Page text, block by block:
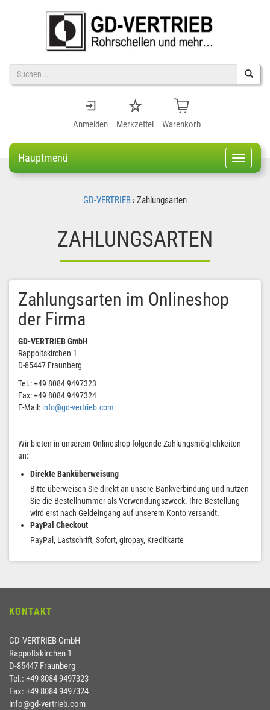
Anmelden Merkzettel Warenkorb
Hauptmenü
GD-VERTRIEB ›Zahlungsarten
ZAHLUNGSARTEN
Zahlungsarten im Onlineshop
der Firma
GD-VERTRIEB GmbH
Rappoltskirchen 1
D-85447 Fraunberg
Tel.: +49 8084 9497323
Fax: +49 8084 9497324
E-Mail: info@gd-vertrieb.com
Wir bieten in unserem Onlineshop folgende Zahlungsmöglichkeiten
an:
Direkte Banküberweisung
Bitte überweisen Sie direkt an unsere Bankverbindung und nutzen
Sie die Bestellnummer als Verwendungszweck. Ihre Bestellung
wird erst nach Geldeingang auf unserem Konto versandt.
PayPal Checkout
PayPal, Lastschrift, Sofort, giropay, Kreditkarte
KONTAKT
GD-VERTRIEB GmbH
Rappoltskirchen 1
D-85447 Fraunberg
Tel.: +49 8084 9497323
Fax: +49 8084 9497324
info@gd-vertrieb.com